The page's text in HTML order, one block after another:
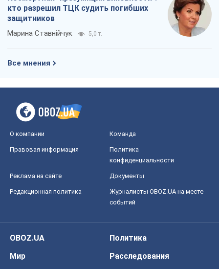
кто разрешил ТЦК судить погибших
защитников
Марина Ставнійчук 5,0 т.
Все мнения
О компании Команда
Правовая информация
Политика
конфиденциальности
Реклама на сайте Документы
Редакционная политика
Журналисты OBOZ.UA на месте
событий
OBOZ.UA
Политика
Мир
Расследования